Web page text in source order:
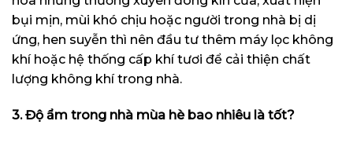
bụi mịn, mùi khó chịu hoặc người trong nhà bị dị
ứng, hen suyễn thì nên đầu tư thêm máy lọc không
khí hoặc hệ thống cấp khí tươi để cải thiện chất
lượng không khí trong nhà.
3. Độ ẩm trong nhà mùa hè bao nhiêu là tốt?